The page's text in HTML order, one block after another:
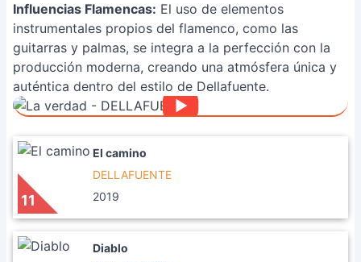
Influencias Flamencas: El uso de elementos
instrumentales propios del flamenco, como las
guitarras y palmas, se integra a la perfección con la
producción moderna, creando una atmósfera única y
auténtica dentro del estilo de Dellafuente.
11
El camino
DELLAFUENTE
2019
Diablo